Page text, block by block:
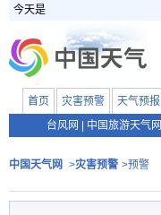
今天是
首页 灾害预警 天气预报
台风网
中国旅游天气网
中国天气网 >灾害预警 >预警